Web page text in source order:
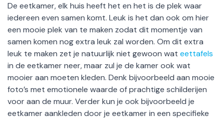
De eetkamer, elk huis heeft het en het is de plek waar
iedereen even samen komt. Leuk is het dan ook om hier
een mooie plek van te maken zodat dit momentje van
samen komen nog extra leuk zal worden. Om dit extra
leuk te maken zet je natuurlijk niet gewoon wat eettafels
in de eetkamer neer, maar zul je de kamer ook wat
mooier aan moeten kleden. Denk bijvoorbeeld aan mooie
foto’s met emotionele waarde of prachtige schilderijen
voor aan de muur. Verder kun je ook bijvoorbeeld je
eetkamer aankleden door je eetkamer in een specifieke